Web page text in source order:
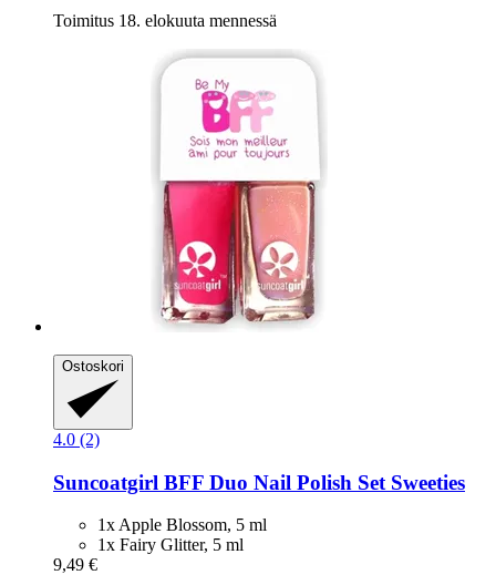
Toimitus 18. elokuuta mennessä
Ostoskori
4.0 (2)
Suncoatgirl BFF Duo Nail Polish Set Sweeties
1x Apple Blossom, 5 ml
1x Fairy Glitter, 5 ml
9,49 €